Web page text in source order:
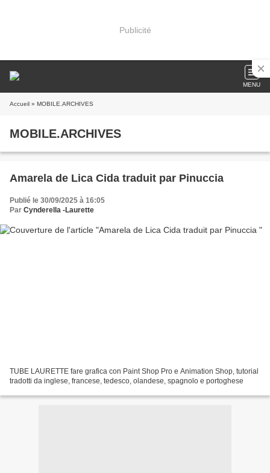
Publicité
MENU
Accueil » MOBILE.ARCHIVES
MOBILE.ARCHIVES
Amarela de Lica Cida traduit par Pinuccia
Publié le 30/09/2025 à 16:05
Par Cynderella -Laurette
TUBE LAURETTE fare grafica con Paint Shop Pro e Animation Shop, tutorial
tradotti da inglese, francese, tedesco, olandese, spagnolo e portoghese